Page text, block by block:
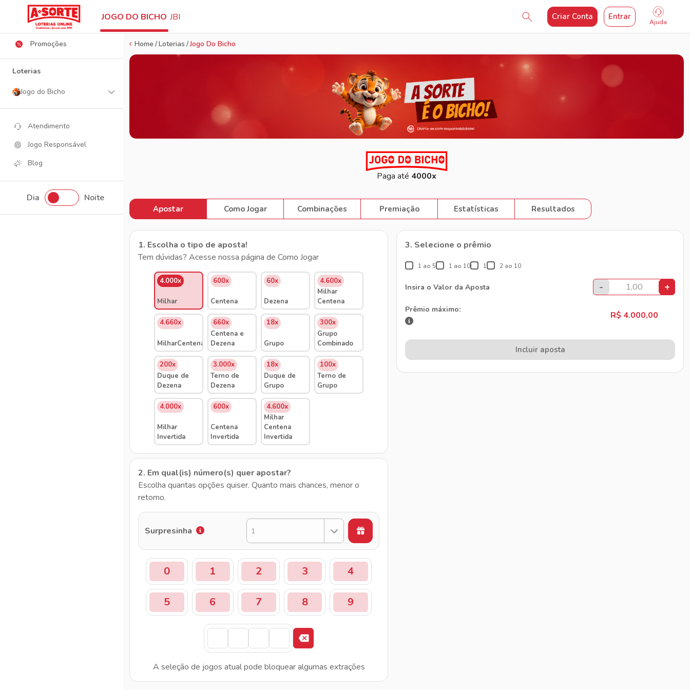
JOGO DO BICHO JBI Criar Conta Entrar
Ajuda
Home Loterias Jogo Do Bicho
Paga até 4000x
Apostar Como Jogar Combinações Premiação Estatísticas Resultados
1. Escolha o tipo de aposta!
Tem dúvidas? Acesse nossa página de Como Jogar
4.000x
Milhar
600x
Centena
60x
Dezena
4.600x
Milhar
Centena
4.660x
MilharCentenaDezena
660x
Centena e
Dezena
18x
Grupo
300x
Grupo
Combinado
200x
Duque de
Dezena
3.000x
Terno de
Dezena
18x
Duque de
Grupo
100x
Terno de
Grupo
4.000x
Milhar
Invertida
600x
Centena
Invertida
4.600x
Milhar
Centena
Invertida
2. Em qual(is) número(s) quer apostar?
Escolha quantas opções quiser. Quanto mais chances, menor o
retorno.
Surpresinha 1
0 1 2 3 4
5 6 7 8 9
A seleção de jogos atual pode bloquear algumas extrações
3. Selecione o prêmio
1 ao 5 1 ao 10 1 2 ao 10
Insira o Valor da Aposta - +
Prêmio máximo:
R$ 4.000,00
Incluir aposta
Promoções
Loterias
Jogo do Bicho
Atendimento
Jogo Responsável
Blog
Dia Noite